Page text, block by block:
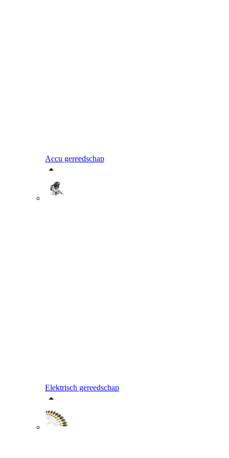
Accu gereedschap
Elektrisch gereedschap